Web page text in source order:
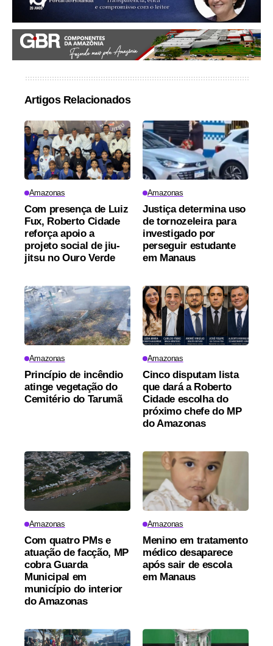
Artigos Relacionados
Amazonas
Com presença de Luiz
Fux, Roberto Cidade
reforça apoio a
projeto social de jiu-
jitsu no Ouro Verde
Amazonas
Justiça determina uso
de tornozeleira para
investigado por
perseguir estudante
em Manaus
Amazonas
Princípio de incêndio
atinge vegetação do
Cemitério do Tarumã
Amazonas
Cinco disputam lista
que dará a Roberto
Cidade escolha do
próximo chefe do MP
do Amazonas
Amazonas
Com quatro PMs e
atuação de facção, MP
cobra Guarda
Municipal em
município do interior
do Amazonas
Amazonas
Menino em tratamento
médico desaparece
após sair de escola
em Manaus